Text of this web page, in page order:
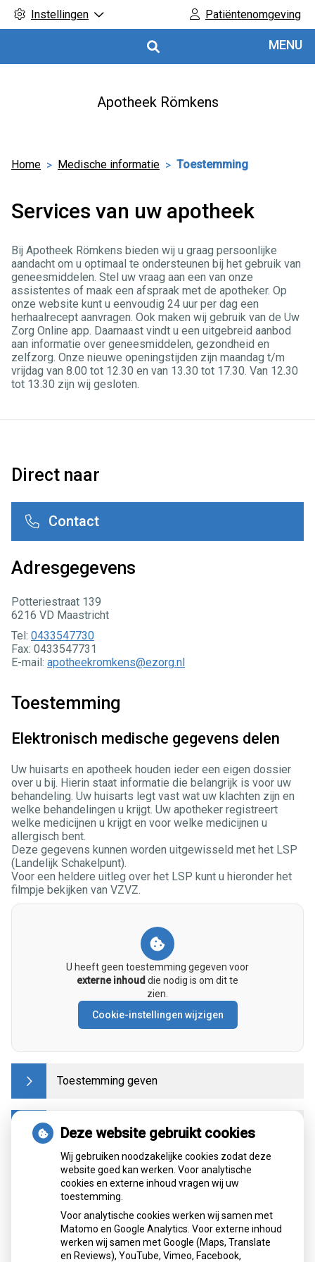
Instellingen Patiëntenomgeving
MENU
Apotheek Römkens
Home Medische informatie Toestemming
Services van uw apotheek
Bij Apotheek Römkens bieden wij u graag persoonlijke
aandacht om u optimaal te ondersteunen bij het gebruik van
geneesmiddelen. Stel uw vraag aan een van onze
assistentes of maak een afspraak met de apotheker. Op
onze website kunt u eenvoudig 24 uur per dag een
herhaalrecept aanvragen. Ook maken wij gebruik van de Uw
Zorg Online app. Daarnaast vindt u een uitgebreid aanbod
aan informatie over geneesmiddelen, gezondheid en
zelfzorg. Onze nieuwe openingstijden zijn maandag t/m
vrijdag van 8.00 tot 12.30 en van 13.30 tot 17.30. Van 12.30
tot 13.30 zijn wij gesloten.
Toestemming
Elektronisch medische gegevens delen
Uw huisarts en apotheek houden ieder een eigen dossier
over u bij. Hierin staat informatie die belangrijk is voor uw
behandeling. Uw huisarts legt vast wat uw klachten zijn en
welke behandelingen u krijgt. Uw apotheker registreert
welke medicijnen u krijgt en voor welke medicijnen u
allergisch bent.
Deze gegevens kunnen worden uitgewisseld met het LSP
(Landelijk Schakelpunt).
Voor een heldere uitleg over het LSP kunt u hieronder het
filmpje bekijken van VZVZ.
U heeft geen toestemming gegeven voor
externe inhoud die nodig is om dit te
zien.
Cookie-instellingen wijzigen
Toestemming geven
Gegevens opvragen
Regionaal
Wilt u dat zorgverleners uw medische gegevens
elektronisch kunnen delen? Dan kunt u hiervoor mondeling
toestemming geven als uw huisarts of apotheker daarom
vraagt. Daarnaast kunt u het formulier uitprinten, invullen en
Direct naar
Contact
Adresgegevens
Potteriestraat 139
6216 VD Maastricht
Tel: 0433547730
Fax: 0433547731
E-mail: apotheekromkens@ezorg.nl
Deze website gebruikt cookies
Wij gebruiken noodzakelijke cookies zodat deze
website goed kan werken. Voor analytische
cookies en externe inhoud vragen wij uw
toestemming.
Voor analytische cookies werken wij samen met
Matomo en Google Analytics. Voor externe inhoud
werken wij samen met Google (Maps, Translate
en Reviews), YouTube, Vimeo, Facebook,